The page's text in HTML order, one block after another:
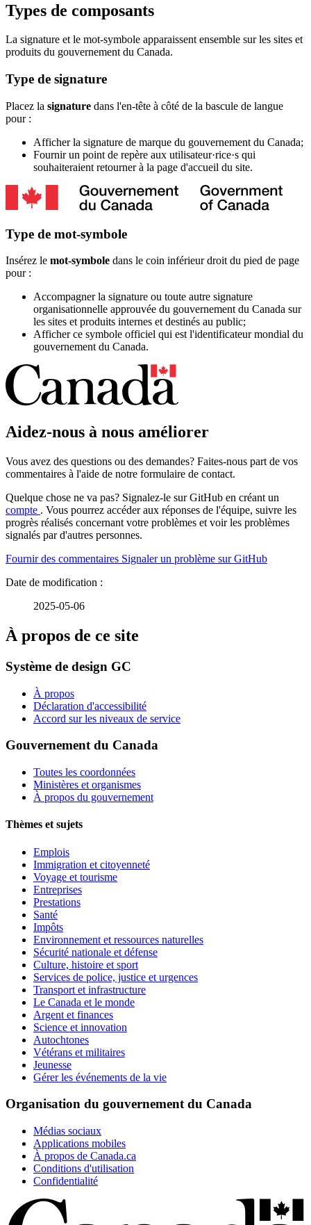
Types de composants
La signature et le mot-symbole apparaissent ensemble sur les sites et
produits du gouvernement du Canada.
Type de signature
Placez la signature dans l'en-tête à côté de la bascule de langue
pour :
Afficher la signature de marque du gouvernement du Canada;
Fournir un point de repère aux utilisateur·rice·s qui
souhaiteraient retourner à la page d'accueil du site.
Type de mot-symbole
Insérez le mot-symbole dans le coin inférieur droit du pied de page
pour :
Accompagner la signature ou toute autre signature
organisationnelle approuvée du gouvernement du Canada sur
les sites et produits internes et destinés au public;
Afficher ce symbole officiel qui est l'identificateur mondial du
gouvernement du Canada.
Aidez-nous à nous améliorer
Vous avez des questions ou des demandes? Faites-nous part de vos
commentaires à l'aide de notre formulaire de contact.
Quelque chose ne va pas? Signalez-le sur GitHub en créant un
compte . Vous pourrez accéder aux réponses de l'équipe, suivre les
progrès réalisés concernant votre problèmes et voir les problèmes
signalés par d'autres personnes.
Fournir des commentaires Signaler un problème sur GitHub
2025-05-06